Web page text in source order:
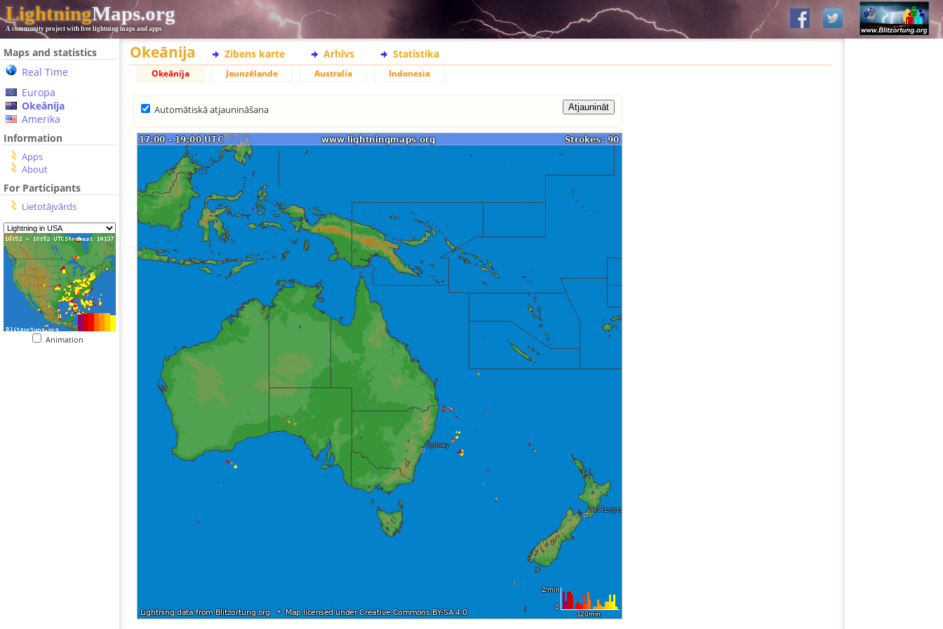
LightningMaps.org
A community project with free lightning maps and apps
Maps and statistics
Real Time
Europa
Okeānija
Amerika
Information
Apps
About
For Participants
Lietotājvārds
Animation
Okeānija Zibens karte Arhīvs Statistika
Okeānija Jaunzēlande Australia Indonesia
Automātiskā atjaunināšana